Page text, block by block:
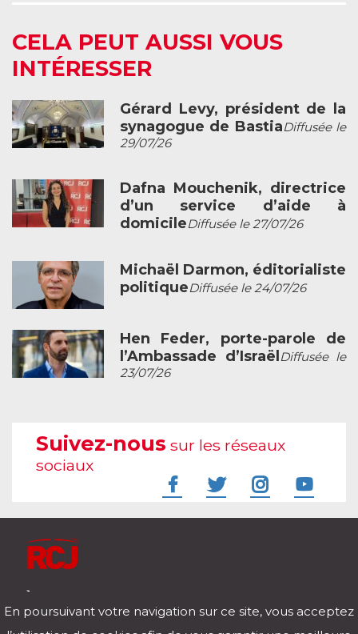
CELA PEUT AUSSI VOUS
INTÉRESSER
Gérard Levy, président de la
synagogue de BastiaDiffusée le
29/07/26
Dafna Mouchenik, directrice
d’un service d’aide à
domicileDiffusée le 27/07/26
Michaël Darmon, éditorialiste
politiqueDiffusée le 24/07/26
Hen Feder, porte-parole de
l’Ambassade d’Israël Diffusée le
23/07/26
Suivez-nous sur les réseaux
sociaux
Télécharger notre application pour iOs et Android
En poursuivant votre navigation sur ce site, vous acceptez